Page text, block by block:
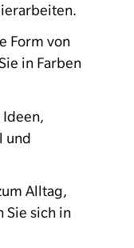
Form von
in Farben
Ideen,
und
Alltag,
Sie sich in